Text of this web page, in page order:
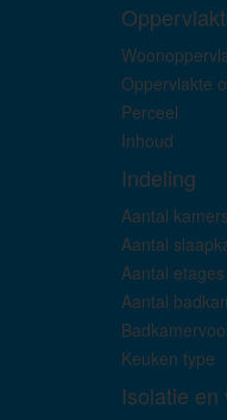
Oppervlakte
Perceel
Inhoud
Indeling
Aantal kamers
Aantal
Aantal etages
Aantal
Keuken type
Isolatie